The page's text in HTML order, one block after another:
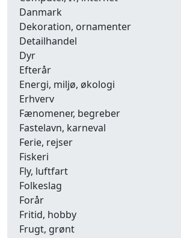
Danmark
Dekoration, ornamenter
Detailhandel
Dyr
Efterår
Energi, miljø, økologi
Erhverv
Fænomener, begreber
Fastelavn, karneval
Ferie, rejser
Fiskeri
Fly, luftfart
Folkeslag
Forår
Fritid, hobby
Frugt, grønt